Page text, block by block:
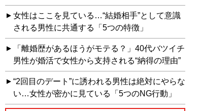
女性はここを見ている…“結婚相手”として意識
される男性に共通する「5つの特徴」
「離婚歴があるほうがモテる？」40代バツイチ
男性が婚活で女性から支持される“納得の理由”
“2回目のデート”に誘われる男性は絶対にやらな
い…女性が密かに見ている「5つのNG行動」